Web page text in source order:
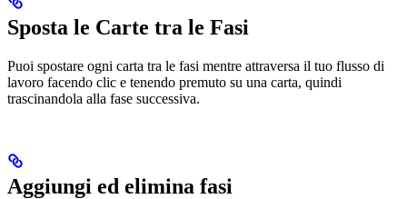
Sposta le Carte tra le Fasi
Puoi spostare ogni carta tra le fasi mentre attraversa il tuo flusso di
lavoro facendo clic e tenendo premuto su una carta, quindi
trascinandola alla fase successiva.
Aggiungi ed elimina fasi